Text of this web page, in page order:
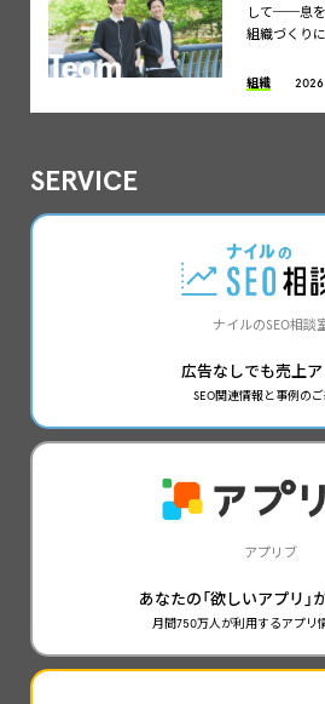
して──息を
組織づくり
組織
SERVICE
ナイルのSEO相談
広告なしでも売上ア
SEO関連情報と事例の
アプリブ
あなたの「欲しいアプリ」
月間750万人が利用するアプリ